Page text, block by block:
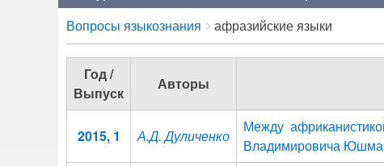
Breadcrumbs
You
are
here:
Вопросы языкознания афразийские языки
Год /
Выпуск
Авторы
2015, 1 А.Д. Дуличенко
Между
Владимировича